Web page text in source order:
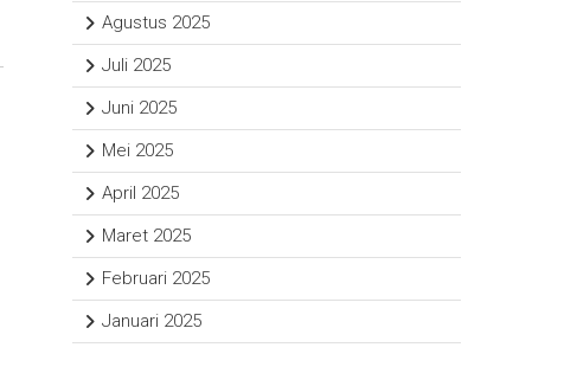
Agustus 2025
Juli 2025
Juni 2025
Mei 2025
April 2025
Maret 2025
Februari 2025
Januari 2025